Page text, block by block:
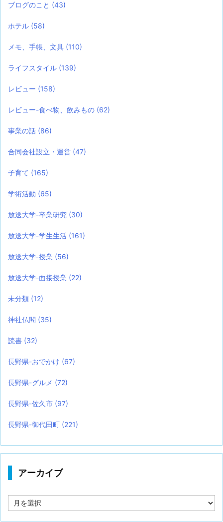
ブログのこと (43)
ホテル (58)
メモ、手帳、文具 (110)
ライフスタイル (139)
レビュー (158)
レビュー-食べ物、飲みもの (62)
事業の話 (86)
合同会社設立・運営 (47)
子育て (165)
学術活動 (65)
放送大学-卒業研究 (30)
放送大学-学生生活 (161)
放送大学-授業 (56)
放送大学-面接授業 (22)
未分類 (12)
神社仏閣 (35)
読書 (32)
長野県-おでかけ (67)
長野県-グルメ (72)
長野県-佐久市 (97)
長野県-御代田町 (221)
アーカイブ
ー